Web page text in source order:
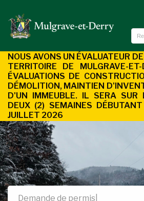
(Municipalité )
NOUS AVONS UN ÉVALUATEUR
TERRITOIRE DE MULGRAVE-
ÉVALUATIONS DE
DÉMOLITION, MAINTIEN
D'UN
IMMEUBLE. IL SERA SUR
DEUX (2) SEMAINES
JUILLET 2026